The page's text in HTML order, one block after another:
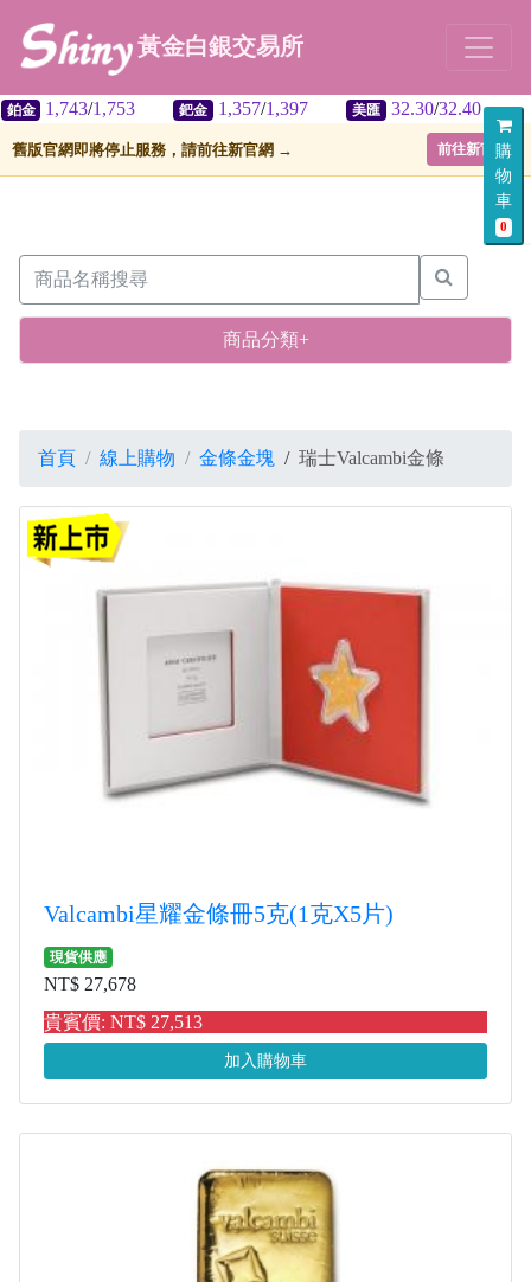
購
物
車
0
黃金白銀交易所
/ 1,753 鈀金 1,357 / 1,397 美匯 32.30 / 32.40
舊版官網即將停止服務，請前往新官網 → 前往新官網
商品分類+
首頁 線上購物 金條金塊 / 瑞士Valcambi金條
Valcambi星耀金條冊5克(1克X5片)
現貨供應
NT$ 27,678
貴賓價: NT$ 27,513
加入購物車